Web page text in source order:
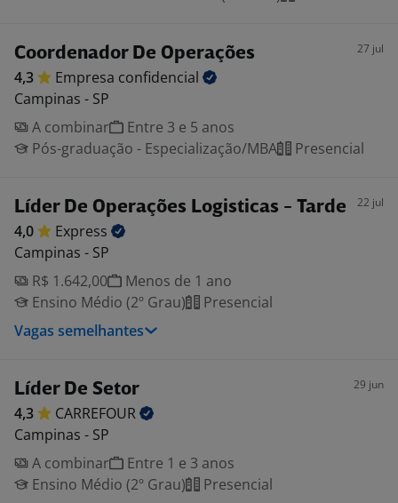
Coordenador De Operações 27 jul
4,3 Empresa confidencial
Campinas - SP
A combinar
Entre 3 e 5 anos
Pós-graduação - Especialização/MBA
Presencial
Líder De Operações Logisticas - Tarde 22 jul
4,0
Express
Campinas - SP
R$ 1.642,00
Menos de 1 ano
Ensino Médio (2º Grau)
Presencial
Vagas semelhantes
Líder De Setor 29 jun
4,3
CARREFOUR
Campinas - SP
A combinar
Entre 1 e 3 anos
Ensino Médio (2º Grau)
Presencial